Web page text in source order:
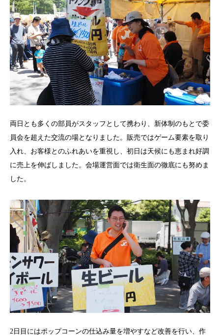
両日とも多くの部員がスタッフとして携わり、新体制のもとで委
員会を超えた交流の場となりました。販売ではゲーム要素を取り
入れ、お客様とのふれあいを重視し、初日は天候にも恵まれ好調
に売上を伸ばしました。会場運営面では衛生面の徹底にも努めま
した。
2日目にはポップコーンの仕込み量を増やすなど改善を行い、作